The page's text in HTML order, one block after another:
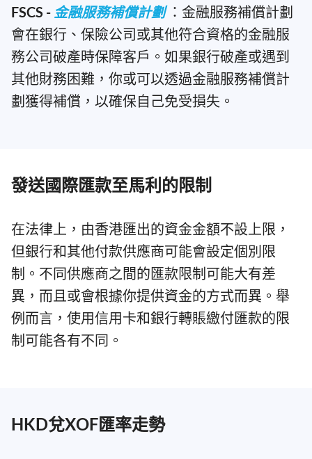
FSCS - 金融服務補償計劃：金融服務補償計劃
會在銀行、保險公司或其他符合資格的金融服
務公司破產時保障客戶。如果銀行破產或遇到
其他財務困難，你或可以透過金融服務補償計
劃獲得補償，以確保自己免受損失。
發送國際匯款至馬利的限制
在法律上，由香港匯出的資金金額不設上限，
但銀行和其他付款供應商可能會設定個別限
制。不同供應商之間的匯款限制可能大有差
異，而且或會根據你提供資金的方式而異。舉
例而言，使用信用卡和銀行轉賬繳付匯款的限
制可能各有不同。
HKD兌XOF匯率走勢